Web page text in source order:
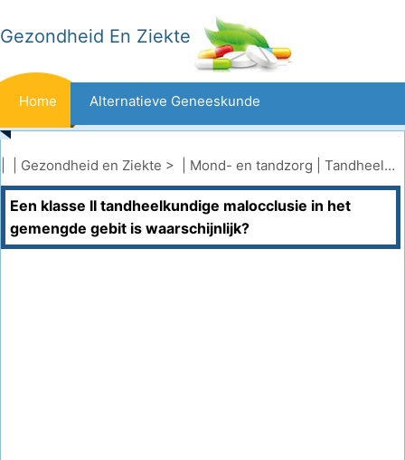
Gezondheid En Ziekte
Home Alternatieve Geneeskunde
Beten En Steken Kanker
Aandoeningen En Behandelingen Mond- En Tandzorg
Gezondheid en Ziekte > | Mond- en tandzorg Tandheelkundige aandoeningen
Een klasse II tandheelkundige malocclusie in het
gemengde gebit is waarschijnlijk?